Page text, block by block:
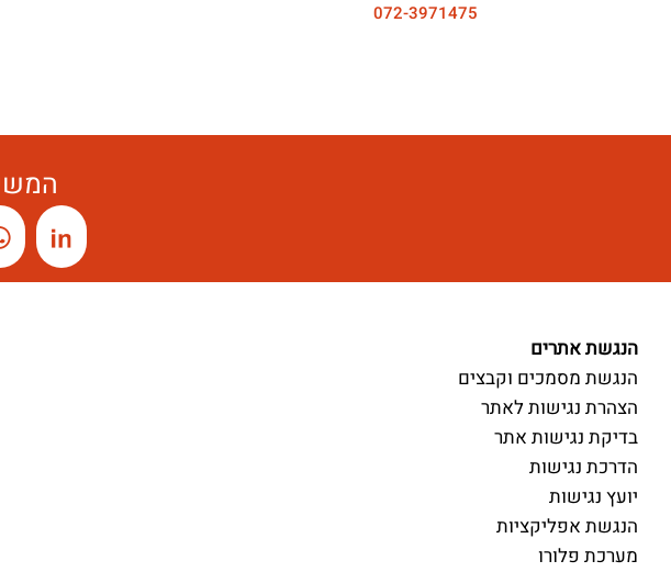
072-3971475
הנגשת אתרים
הנגשת מסמכים וקבצים
הצהרת נגישות לאתר
בדיקת נגישות אתר
הדרכת נגישות
יועץ נגישות
הנגשת אפליקציות
מערכת פלורו